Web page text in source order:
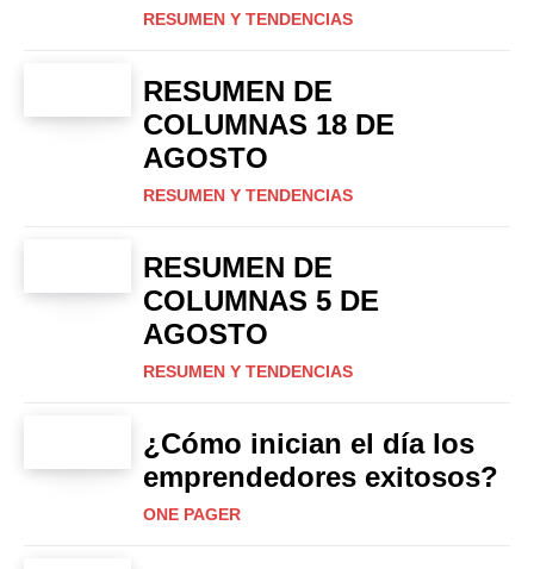
RESUMEN Y TENDENCIAS
RESUMEN DE
COLUMNAS 18 DE
AGOSTO
RESUMEN Y TENDENCIAS
RESUMEN DE
COLUMNAS 5 DE
AGOSTO
RESUMEN Y TENDENCIAS
¿Cómo inician el día los
emprendedores exitosos?
ONE PAGER